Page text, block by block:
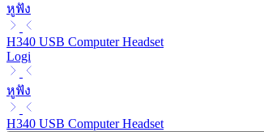
หูฟัง
H340 USB Computer Headset
Logi
หูฟัง
H340 USB Computer Headset